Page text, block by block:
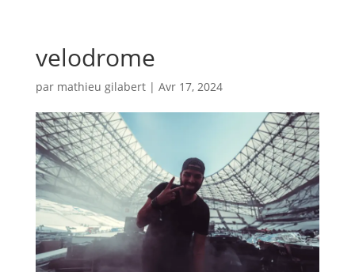
velodrome
par mathieu gilabert| Avr 17, 2024